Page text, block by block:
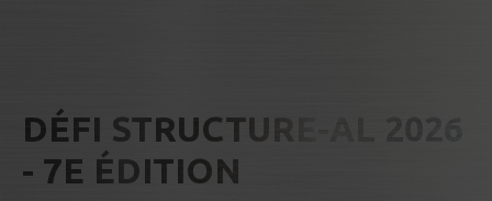
DÉFI STRUCTURE-AL 2026
- 7E ÉDITION